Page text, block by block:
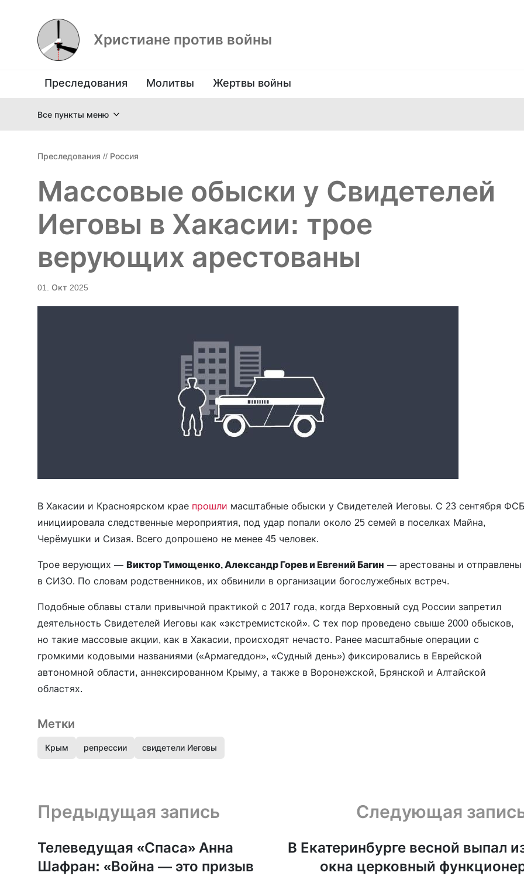
Христиане против войны
Преследования Молитвы Жертвы войны
Все пункты меню
Преследования // Россия
Массовые обыски у Свидетелей
Иеговы в Хакасии: трое
верующих арестованы
01. Окт 2025
В Хакасии и Красноярском крае прошли масштабные обыски у Свидетелей Иеговы. С 23 сентября ФСБ
инициировала следственные мероприятия, под удар попали около 25 семей в поселках Майна,
Черёмушки и Сизая. Всего допрошено не менее 45 человек.
Трое верующих — Виктор Тимощенко, Александр Горев и Евгений Багин — арестованы и отправлены
в СИЗО. По словам родственников, их обвинили в организации богослужебных встреч.
Подобные облавы стали привычной практикой с 2017 года, когда Верховный суд России запретил
деятельность Свидетелей Иеговы как «экстремистской». С тех пор проведено свыше 2000 обысков,
но такие массовые акции, как в Хакасии, происходят нечасто. Ранее масштабные операции с
громкими кодовыми названиями («Армагеддон», «Судный день») фиксировались в Еврейской
автономной области, аннексированном Крыму, а также в Воронежской, Брянской и Алтайской
областях.
Метки
Крым репрессии свидетели Иеговы
Предыдущая запись и следующая запись
Предыдущая запись
Телеведущая «Спаса» Анна
Шафран: «Война — это призыв
Следующая
В Екатеринбурге весной выпал
окна церковный